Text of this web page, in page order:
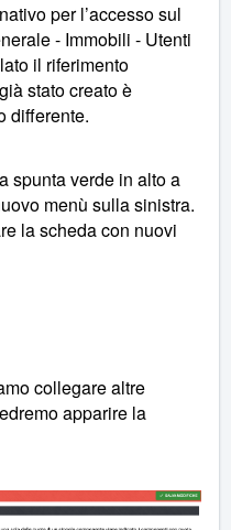
per l’accesso sul
- Immobili - Utenti
il riferimento
stato creato è
differente.
spunta verde in alto a
menù sulla sinistra.
la scheda con nuovi
collegare altre
apparire la